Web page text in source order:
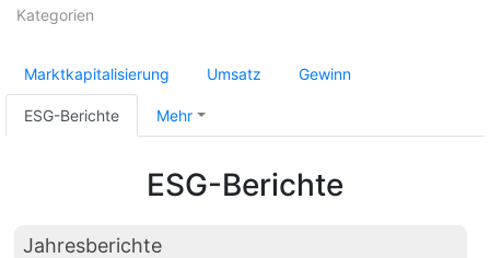
Kategorien
Marktkapitalisierung Umsatz Gewinn
ESG-Berichte Mehr
ESG-Berichte
Jahresberichte